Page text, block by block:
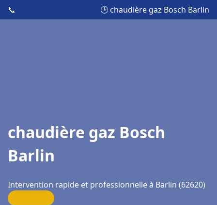
📞 🕒 chaudière gaz Bosch Barlin
chaudière gaz Bosch
Barlin
Intervention rapide et professionnelle à Barlin (62620)